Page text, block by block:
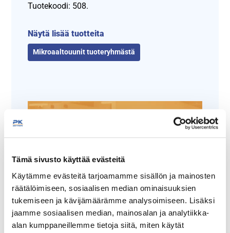
Tämä sivusto käyttää evästeitä
Käytämme evästeitä tarjoamamme sisällön ja mainosten
räätälöimiseen, sosiaalisen median ominaisuuksien
tukemiseen ja kävijämäärämme analysoimiseen. Lisäksi
jaamme sosiaalisen median, mainosalan ja analytiikka-
alan kumppaneillemme tietoja siitä, miten käytät
Tuotekoodi: 508.
Näytä lisää tuotteita
Mikroaaltouunit tuoteryhmästä
Tämäkin laite sopivasti
rahoituksella
TUTUSTU ›